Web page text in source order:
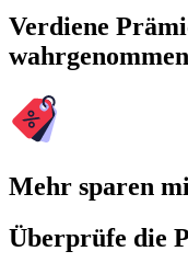
Verdiene
Mehr sparen
Überprüfe die